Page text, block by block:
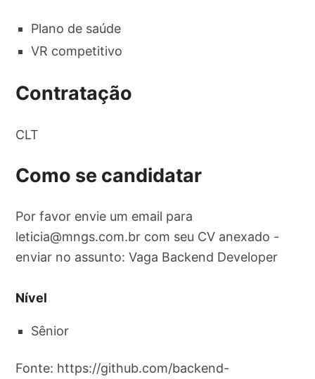
Plano de saúde
VR competitivo
Contratação
CLT
Como se candidatar
Por favor envie um email para
leticia@mngs.com.br com seu CV anexado -
enviar no assunto: Vaga Backend Developer
Nível
Sênior
Fonte: https://github.com/backend-